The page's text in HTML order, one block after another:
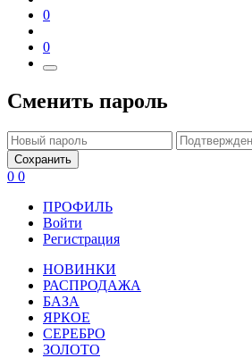
0
0
Сменить пароль
Сохранить
0 0
ПРОФИЛЬ
Войти
Регистрация
НОВИНКИ
РАСПРОДАЖА
БАЗА
ЯРКОЕ
СЕРЕБРО
ЗОЛОТО